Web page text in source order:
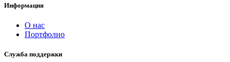
Информация
О нас
Портфолио
Служба поддержки